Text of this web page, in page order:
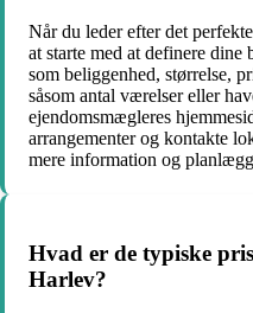
Når du leder efter det
at starte med at definere
som beliggenhed, størrelse,
såsom antal værelser eller
ejendomsmægleres
arrangementer og kontakte
mere information og
Hvad er de typiske
Harlev?